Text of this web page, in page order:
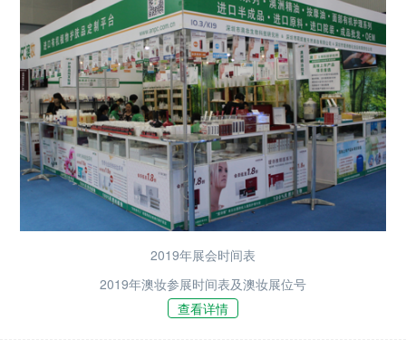
2019年展会时间表
2019年澳妆参展时间表及澳妆展位号
查看详情